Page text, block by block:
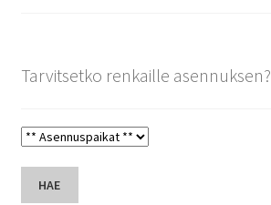
Tarvitsetko renkaille asennuksen?
HAE